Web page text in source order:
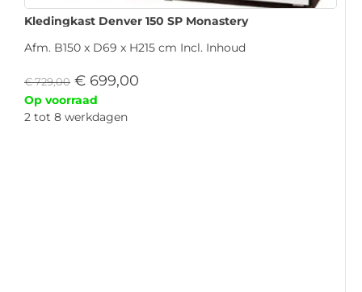
Kledingkast Denver 150 SP Monastery
Afm. B150 x D69 x H215 cm Incl. Inhoud
€729,00 € 699,00
Op voorraad
2 tot 8 werkdagen